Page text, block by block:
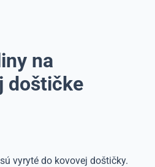
na
doštičke
vyryté do kovovej doštičky.